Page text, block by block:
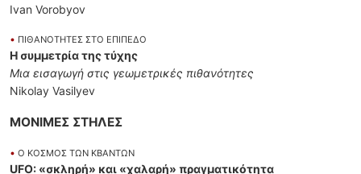
Ivan Vorobyov
• ΠΙΘΑΝΟΤΗΤΕΣ ΣΤΟ ΕΠΙΠΕΔΟ
Η συμμετρία της τύχης
Μια εισαγωγή στις γεωμετρικές πιθανότητες
Nikolay Vasilyev
ΜΟΝΙΜΕΣ ΣΤΗΛΕΣ
• Ο ΚΟΣΜΟΣ ΤΩΝ ΚΒΑΝΤΩΝ
UFO: «σκληρή» και «χαλαρή» πραγματικότητα